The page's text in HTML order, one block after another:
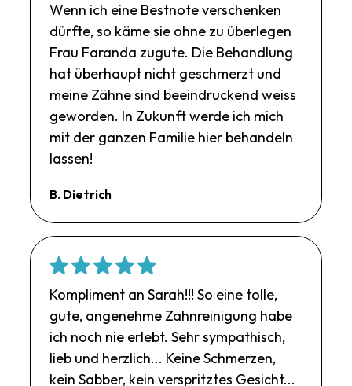
Wenn ich eine Bestnote verschenken
dürfte, so käme sie ohne zu überlegen
Frau Faranda zugute. Die Behandlung
hat überhaupt nicht geschmerzt und
meine Zähne sind beeindruckend weiss
geworden. In Zukunft werde ich mich
mit der ganzen Familie hier behandeln
lassen!
B. Dietrich
Kompliment an Sarah!!! So eine tolle,
gute, angenehme Zahnreinigung habe
ich noch nie erlebt. Sehr sympathisch,
lieb und herzlich... Keine Schmerzen,
kein Sabber, kein verspritztes Gesicht...